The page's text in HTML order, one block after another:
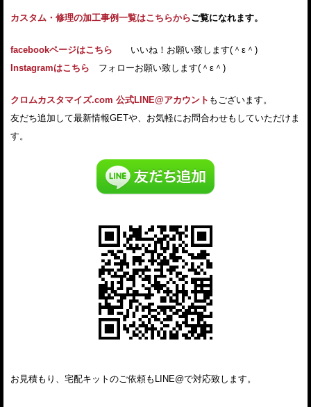
カスタム・修理の加工事例一覧はこちらからご覧になれます。
facebookページはこちら いいね！お願い致します(＾ε＾)
Instagramはこちら フォローお願い致します(＾ε＾)
クロムカスタマイズ.com 公式LINE@アカウント もございます。
友だち追加して最新情報GETや、お気軽にお問合わせもしていただけま
す。
お見積もり、宅配キットのご依頼もLINE@で対応致します。